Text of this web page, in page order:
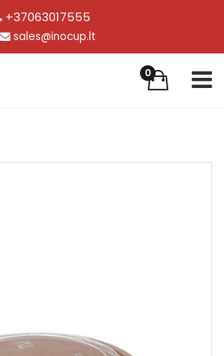
+37063017555
sales@inocup.lt
0